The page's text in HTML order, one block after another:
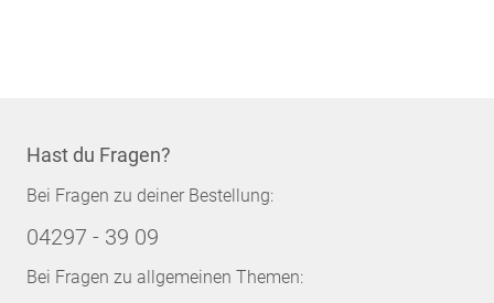
Hast du Fragen?
Bei Fragen zu deiner Bestellung:
04297 - 39 09
Bei Fragen zu allgemeinen Themen: